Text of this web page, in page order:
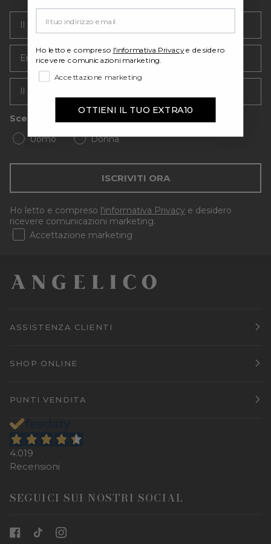
Scegli il tuo stile
Uomo
Donna
ISCRIVITI ORA
Ho letto e compreso l'informativa Privacy e desidero
ricevere comunicazioni marketing.
Accettazione marketing
ASSISTENZA CLIENTI
SHOP ONLINE
PUNTI VENDITA
4.019
Recensioni
SEGUICI SUI NOSTRI SOCIAL
Ho letto e compreso l'informativa Privacye desidero
ricevere comunicazioni marketing.
Accettazione marketing
OTTIENI IL TUO EXTRA10